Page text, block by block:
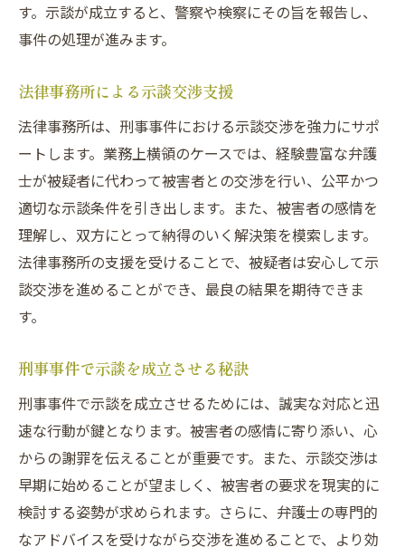
す。示談が成立すると、警察や検察にその旨を報告し、
事件の処理が進みます。
法律事務所による示談交渉支援
法律事務所は、刑事事件における示談交渉を強力にサポ
ートします。業務上横領のケースでは、経験豊富な弁護
士が被疑者に代わって被害者との交渉を行い、公平かつ
適切な示談条件を引き出します。また、被害者の感情を
理解し、双方にとって納得のいく解決策を模索します。
法律事務所の支援を受けることで、被疑者は安心して示
談交渉を進めることができ、最良の結果を期待できま
す。
刑事事件で示談を成立させる秘訣
刑事事件で示談を成立させるためには、誠実な対応と迅
速な行動が鍵となります。被害者の感情に寄り添い、心
からの謝罪を伝えることが重要です。また、示談交渉は
早期に始めることが望ましく、被害者の要求を現実的に
検討する姿勢が求められます。さらに、弁護士の専門的
なアドバイスを受けながら交渉を進めることで、より効